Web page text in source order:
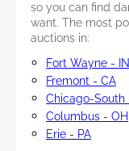
so you can find
want. The most
auctions in:
Fort Wayne - IN
Fremont - CA
Chicago-South -
Columbus - OH
Erie - PA